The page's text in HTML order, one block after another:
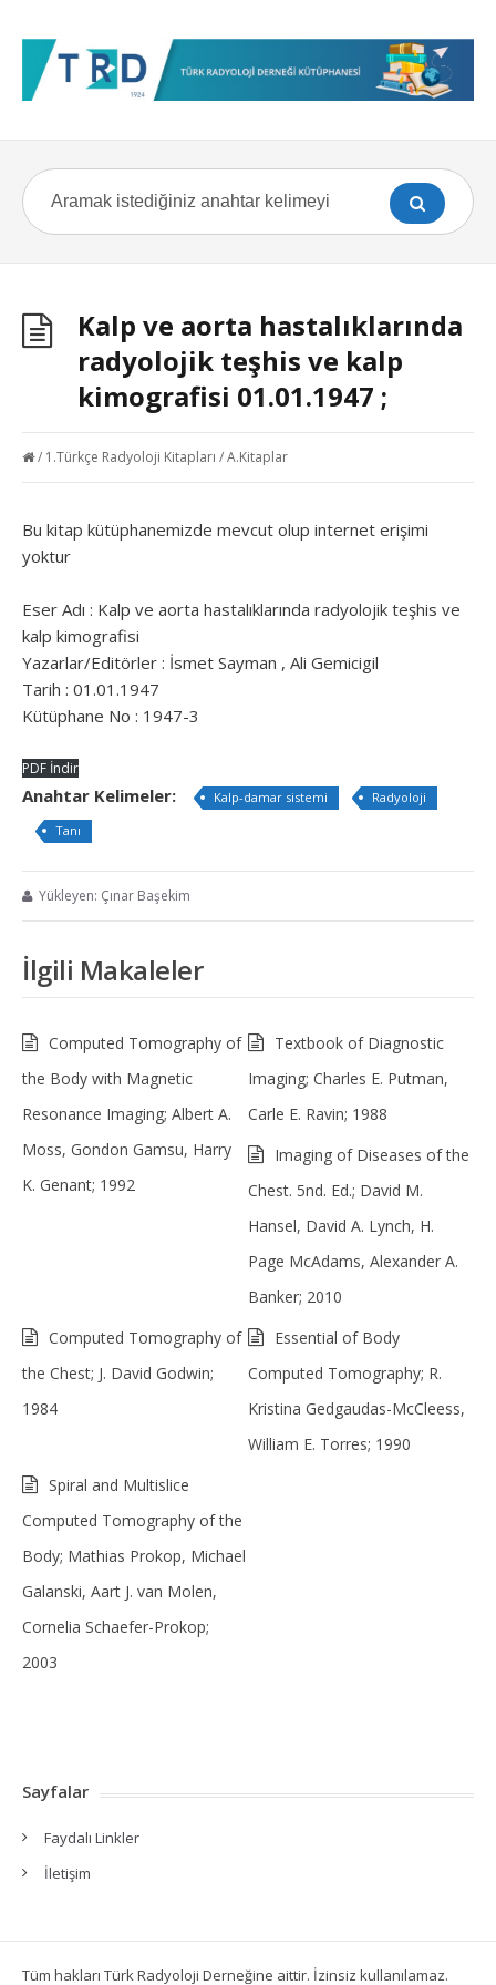
Kalp ve aorta hastalıklarında
radyolojik teşhis ve kalp
kimografisi 01.01.1947 ;
/ 1.Türkçe Radyoloji Kitapları /A.Kitaplar
Bu kitap kütüphanemizde mevcut olup internet erişimi
yoktur
Eser Adı : Kalp ve aorta hastalıklarında radyolojik teşhis ve
kalp kimografisi
Yazarlar/Editörler : İsmet Sayman , Ali Gemicigil
Tarih : 01.01.1947
Kütüphane No : 1947-3
PDF İndir
Anahtar Kelimeler: Kalp-damar sistemi
Radyoloji
Tanı
Yükleyen: Çınar Başekim
İlgili Makaleler
Computed Tomography of
the Body with Magnetic
Resonance Imaging; Albert A.
Moss, Gondon Gamsu, Harry
K. Genant; 1992
Textbook of Diagnostic
Imaging; Charles E. Putman,
Carle E. Ravin; 1988
Imaging of Diseases of the
Chest. 5nd. Ed.; David M.
Hansel, David A. Lynch, H.
Page McAdams, Alexander A.
Banker; 2010
Computed Tomography of
the Chest; J. David Godwin;
1984
Essential of Body
Computed Tomography; R.
Kristina Gedgaudas-McCleess,
William E. Torres; 1990
Spiral and Multislice
Computed Tomography of the
Body; Mathias Prokop, Michael
Galanski, Aart J. van Molen,
Cornelia Schaefer-Prokop;
2003
Sayfalar
Faydalı Linkler
İletişim
Tüm hakları Türk Radyoloji Derneğine aittir. İzinsiz kullanılamaz.